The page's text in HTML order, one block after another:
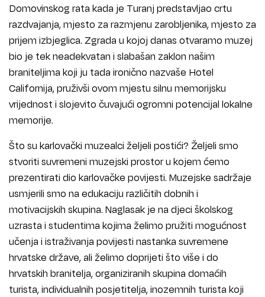
Domovinskog rata kada je Turanj predstavljao crtu
razdvajanja, mjesto za razmjenu zarobljenika, mjesto za
prijem izbjeglica. Zgrada u kojoj danas otvaramo muzej
bio je tek neadekvatan i slabašan zaklon našim
braniteljima koji ju tada ironično nazvaše Hotel
Californija, pruživši ovom mjestu silnu memorijsku
vrijednost i slojevito čuvajući ogromni potencijal lokalne
memorije.
Što su karlovački muzealci željeli postići? Željeli smo
stvoriti suvremeni muzejski prostor u kojem ćemo
prezentirati dio karlovačke povijesti. Muzejske sadržaje
usmjerili smo na edukaciju različitih dobnih i
motivacijskih skupina. Naglasak je na djeci školskog
uzrasta i studentima kojima želimo pružiti mogućnost
učenja i istraživanja povijesti nastanka suvremene
hrvatske države, ali želimo doprijeti što više i do
hrvatskih branitelja, organiziranih skupina domaćih
turista, individualnih posjetitelja, inozemnih turista koji